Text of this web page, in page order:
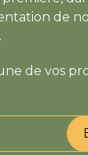
de
de vos